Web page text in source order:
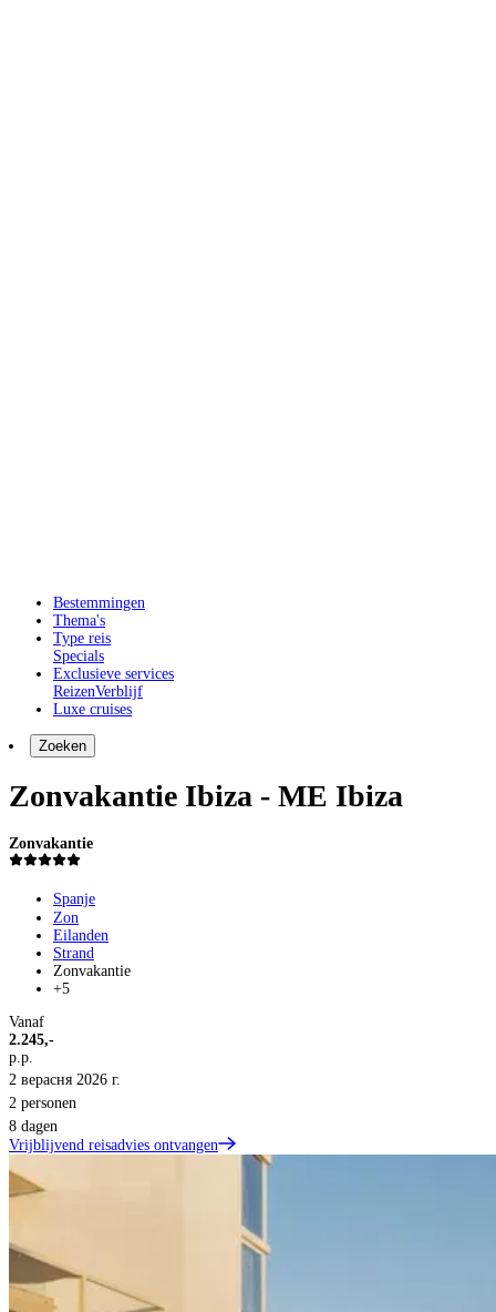
Bestemmingen
Thema's
Type reis
Specials
Exclusieve services
ReizenVerblijf
Luxe cruises
Zoeken
Zonvakantie Ibiza - ME Ibiza
Zonvakantie
Spanje
Zon
Eilanden
Strand
Zonvakantie
+5
Vanaf
2.245,-
p.p.
2 верасня 2026 г.
2 personen
8 dagen
Vrijblijvend reisadvies ontvangen